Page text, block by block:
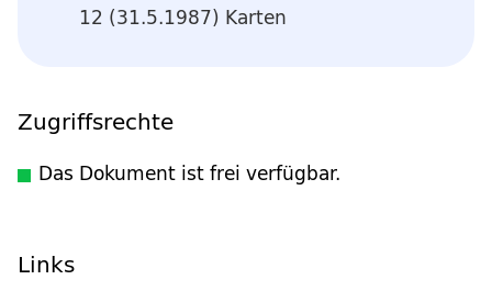
12 (31.5.1987) Karten
Zugriffsrechte
Das Dokument ist frei verfügbar.
Links